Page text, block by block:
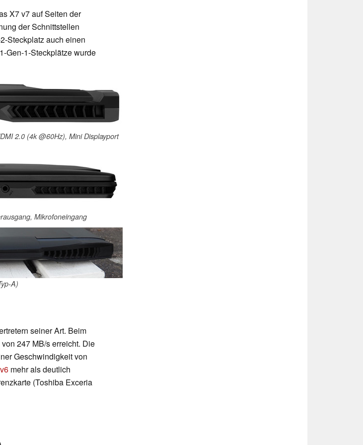
X7 v7 auf Seiten der
der Schnittstellen
Steckplatz auch einen
Gen-1-Steckplätze wurde
2.0 (4k @60Hz), Mini Displayport
Mikrofoneingang
A)
seiner Art. Beim
247 MB/s erreicht. Die
Geschwindigkeit von
mehr als deutlich
(Toshiba Exceria